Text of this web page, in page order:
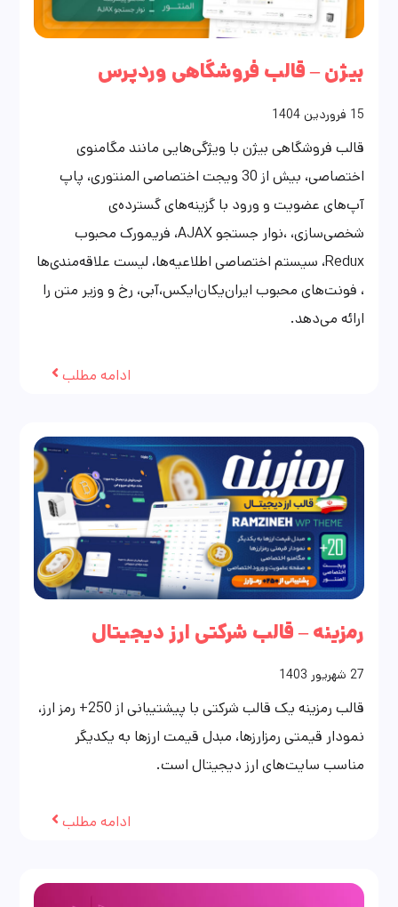
بیژن – قالب فروشگاهی وردپرس
15 فروردین 1404
قالب فروشگاهی بیژن با ویژگی‌هایی مانند مگامنوی
اختصاصی، بیش از 30 ویجت اختصاصی المنتوری، پاپ
آپ‌های عضویت و ورود با گزینه‌های گسترده‌ی
شخصی‌سازی، ،نوار جستجو AJAX، فریمورک محبوب
Redux، سیستم اختصاصی اطلاعیه‌ها، لیست علاقه‌مندی‌ها
، فونت‌های محبوب ایران‌یکان‌ایکس،آبی، رخ و وزیر متن را
ارائه می‌دهد.
ادامه مطلب
رمزینه – قالب شرکتی ارز دیجیتال
27 شهریور 1403
قالب رمزینه یک قالب شرکتی با پیشتیبانی از 250+ رمز ارز،
نمودار قیمتی رمزارزها، مبدل قیمت ارزها به یکدیگر
مناسب سایت‌های ارز دیجیتال است.
ادامه مطلب